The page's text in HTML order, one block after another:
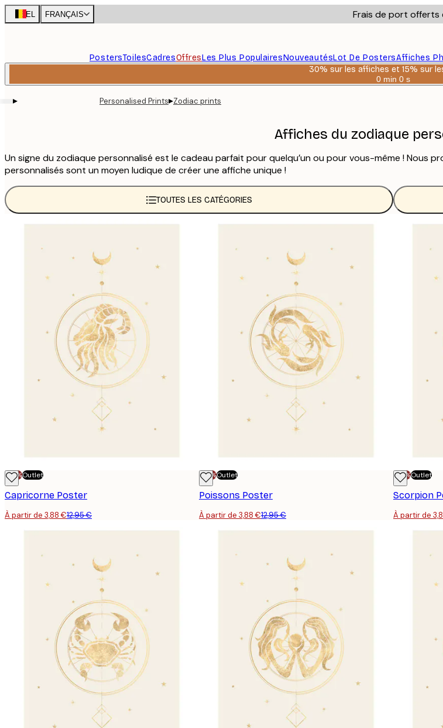
Skip
to
BEL FRANÇAIS Frais de port offerts
PostersToilesCadresOffresLes Plus PopulairesNouveautésLot De PostersAffiches
30% sur les affiches et 15% sur
0 min 0 s
Valable
06
▸ Personalised Prints▸Zodiac prints
Affiches du zodiaque
Un signe du zodiaque personnalisé est le cadeau parfait pour quelqu’un ou pour vous-même ! Nous
personnalisés sont un moyen ludique de créer une affiche unique !
TOUTES LES CATÉGORIES
-70%Outlet
Capricorne Poster
À partir de 3,88 €12,95 €
-70%Outlet
Poissons Poster
À partir de 3,88 €12,95 €
-70%Outlet
Scorpion
À partir de